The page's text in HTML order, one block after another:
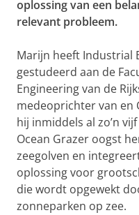
oplossing van een
relevant probleem.
Marijn heeft Industrial
gestudeerd aan de
Engineering van de
medeoprichter van en
hij inmiddels al zo’n
Ocean Grazer oogst
zeegolven en
oplossing voor
die wordt opgewekt
zonneparken op zee.